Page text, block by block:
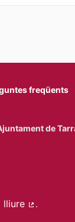
freqüents
de
lliure
.